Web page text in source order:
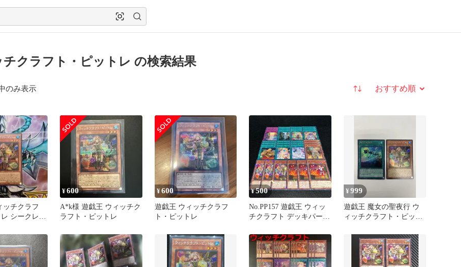
チクラフト・ピットレ の検索結果
のみ表示 並び替え
ッチクラフ
シークレッ
¥600
A*k様 遊戯王 ウィッチク
ラフト・ピットレ
¥600
遊戯王 ウィッチクラフ
ト・ピットレ
¥500
No.PP157 遊戯王 ウィッ
チクラフト デッキパーツ
ピットレ
¥999
遊戯王 魔女の聖夜行 ウ
ィッチクラフト・ピット